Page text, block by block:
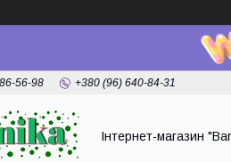
56-98 +380 (96) 640-84-31
Інтернет-магазин